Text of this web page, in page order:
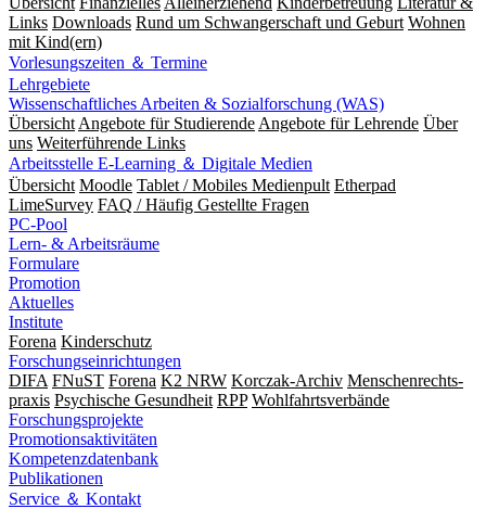
Links Downloads Rund um Schwangerschaft und Geburt Wohnen
mit Kind(ern)
Vorlesungszeiten ＆ Termine
Lehrgebiete
Wissenschaftliches Arbeiten & Sozialforschung (WAS)
Übersicht Angebote für Studierende Angebote für Lehrende Über
uns Weiterführende Links
Arbeitsstelle E-Learning ＆ Digitale Medien
Übersicht Moodle Tablet / Mobiles Medienpult Etherpad
LimeSurvey FAQ / Häufig Gestellte Fragen
PC-Pool
Lern- & Arbeitsräume
Formulare
Promotion
Aktuelles
Institute
Forena Kinderschutz
Forschungseinrichtungen
DIFA FNuST Forena K2 NRW Korczak-Archiv Men­schen­rechts­
praxis Psy­chische Gesund­heit RPP Wohlfahrts­verbände
Forschungsprojekte
Promotionsaktivitäten
Kompetenzdatenbank
Publikationen
Service ＆ Kontakt